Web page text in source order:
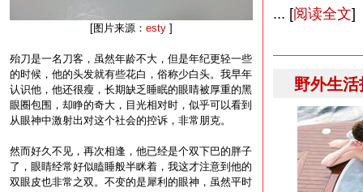
[图片来源： esty ]
殆刀是一名刀客，虽然年龄不大，但是年纪更轻一些
的时候，他的头发就有些花白，俗称少白头。我早年
认识他，他还很瘦，长期缺乏睡眠的眼睛被厚重的黑
眼圈包围，却睁的奇大，目光相对时，似乎可以看到
从眼神中激射出对这个社会的控诉，非常朋克。
然而好久不见，再次相逢，他已经是个双下巴的胖子
了，眼睛经常好似瞌睡般半眯着，我这才注意到他的
双眼皮也非常之双。不变的是犀利的眼神，虽然平时
... [阅读全文]
野外生